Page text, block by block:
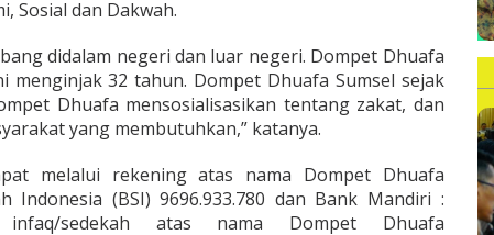
Sosial dan Dakwah.
didalam negeri dan luar negeri. Dompet Dhuafa
menginjak 32 tahun. Dompet Dhuafa Sumsel sejak
Dhuafa mensosialisasikan tentang zakat, dan
yang membutuhkan,” katanya.
melalui rekening atas nama Dompet Dhuafa
Indonesia (BSI) 9696.933.780 dan Bank Mandiri :
infaq/sedekah atas nama Dompet Dhuafa